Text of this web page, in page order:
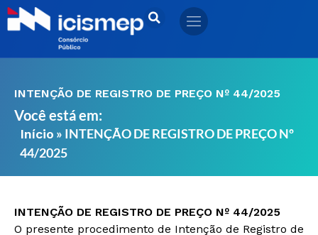
Ir
para
INTENÇÃO DE REGISTRO DE PREÇO Nº 44/2025
Você está em:
Início » INTENÇÃO DE REGISTRO DE PREÇO Nº
44/2025
INTENÇÃO DE REGISTRO DE PREÇO Nº 44/2025
O presente procedimento de Intenção de Registro de